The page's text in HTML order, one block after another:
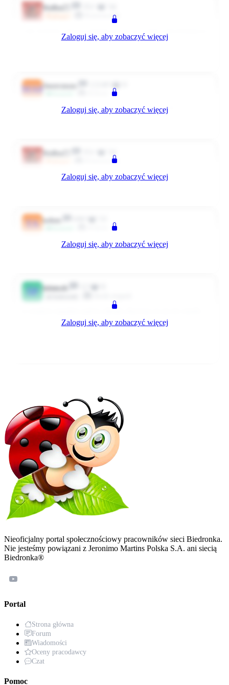
Kierownik
są tylko na karty...
Zaloguj się, aby zobaczyć więcej
MA8
To skoro jest na karty, to gdzie wrzucili tę stówę? 😁
Zaloguj się, aby zobaczyć więcej
Kierownik
U dołu po prawej jest otwór serwisowy i tsm wrzucili...
Zaloguj się, aby zobaczyć więcej
TA
U nas tez juz były dwa takie przypadki 😁 😁 😁
Zaloguj się, aby zobaczyć więcej
ŚP śpiuncek
kawy w ziarenkach bo nie mam czym,a ona przecież nawet
Zaloguj się, aby zobaczyć więcej
Nieoficjalny portal społecznościowy pracowników sieci Biedronka.
Nie jesteśmy powiązani z Jeronimo Martins Polska S.A. ani siecią
Biedronka®
Portal
Strona główna
Forum
Wiadomości
Oceny pracodawcy
Czat
Pomoc